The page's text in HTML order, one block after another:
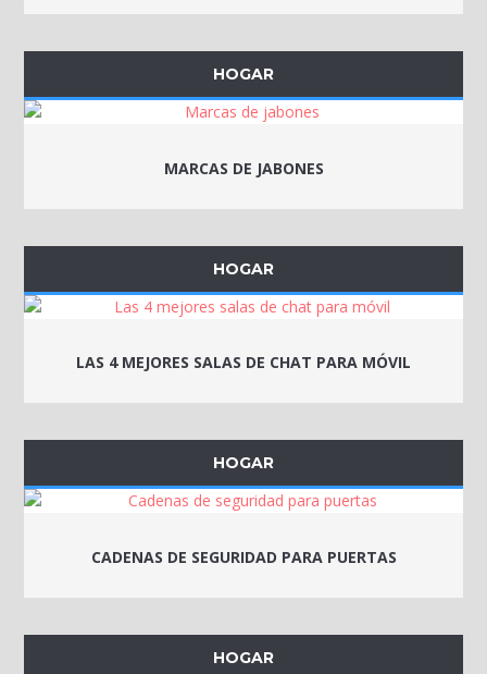
HOGAR
MARCAS DE JABONES
HOGAR
LAS 4 MEJORES SALAS DE CHAT PARA MÓVIL
HOGAR
CADENAS DE SEGURIDAD PARA PUERTAS
HOGAR